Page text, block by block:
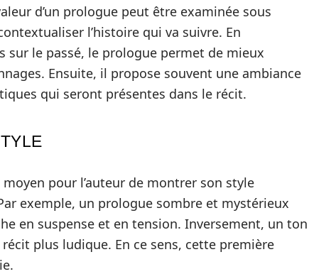
d’un prologue peut être examinée sous
l’histoire qui va suivre. En
sur le passé, le prologue permet de mieux
Ensuite, il propose souvent une ambiance
qui seront présentes dans le récit.
pour l’auteur de montrer son style
exemple, un prologue sombre et mystérieux
en suspense et en tension. Inversement, un ton
plus ludique. En ce sens, cette première